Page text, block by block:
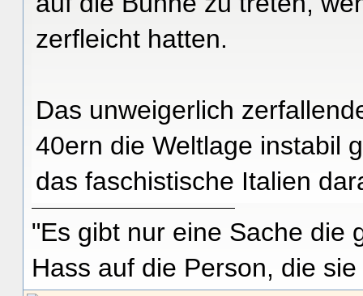
zerfleicht hatten.
Das unweigerlich
40ern die Weltlage instabil
das faschistische Italien
"Es gibt nur eine Sache die
Hass auf die Person, die